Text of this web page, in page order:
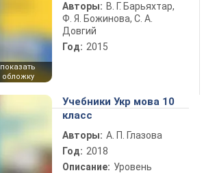
показать
обложку
Авторы: В. Г. Барьяхтар,
Ф. Я. Божинова, С. А.
Довгий
Год: 2015
Учебники Укр мова 10
класс
Авторы: А. П. Глазова
Год: 2018
Описание: Уровень